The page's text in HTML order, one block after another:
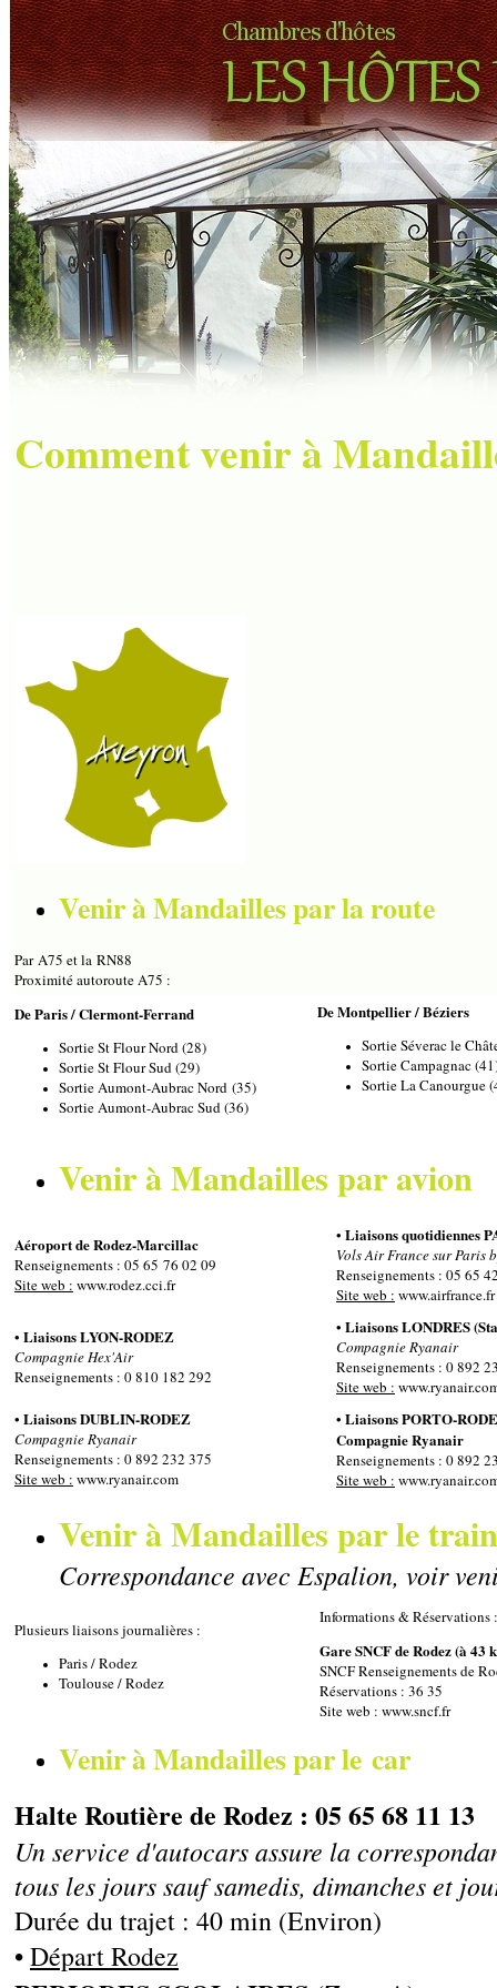
Comment venir à
Venir à Mandailles par la route
Par A75 et la RN88
Proximité autoroute A75 :
De Paris / Clermont-Ferrand
Sortie St Flour Nord (28)
Sortie St Flour Sud (29)
Sortie Aumont-Aubrac Nord (35)
Sortie Aumont-Aubrac Sud (36)
De Montpellier / Béziers
Sortie Séverac le
Sortie Campagnac
Sortie La Canourgue
Venir à Mandailles par avion
Aéroport de Rodez-Marcillac
Renseignements : 05 65 76 02 09
Site web : www.rodez.cci.fr
• Liaisons quotidiennes
Vols Air France sur Paris
Renseignements : 05 65
Site web : www.airfrance.fr
• Liaisons LYON-RODEZ
Compagnie Hex'Air
Renseignements : 0 810 182 292
• Liaisons LONDRES
Compagnie Ryanair
Renseignements : 0 892
Site web :
• Liaisons DUBLIN-RODEZ
Compagnie Ryanair
Renseignements : 0 892 232 375
Site web : www.ryanair.com
• Liaisons PORTO-
Compagnie Ryanair
Renseignements : 0 892
Site web :
Venir à Mandailles par le train
Correspondance avec Espalion, voir
Plusieurs liaisons journalières :
Paris / Rodez
Toulouse / Rodez
Informations & Réservations :
Gare SNCF de Rodez (à 43
SNCF Renseignements de
Réservations : 36 35
Site web : www.sncf.fr
Venir à Mandailles par le car
Halte Routière de Rodez : 05 65 68 11 13
Un service d'autocars assure la
tous les jours sauf samedis, dimanches et
Durée du trajet : 40 min (Environ)
•Départ Rodez